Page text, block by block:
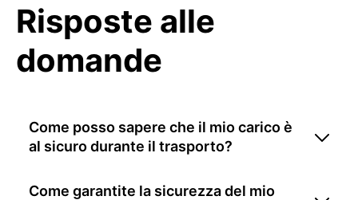
Risposte alle
domande
Come posso sapere che il mio carico è
al sicuro durante il trasporto?
Come garantite la sicurezza del mio